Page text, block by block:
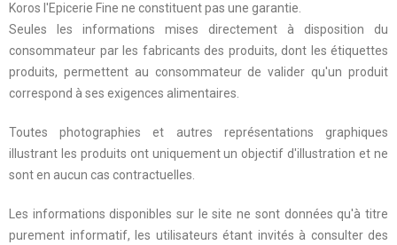
Koros l'Epicerie Fine ne constituent pas une garantie.
Seules les informations mises directement à disposition du
consommateur par les fabricants des produits, dont les étiquettes
produits, permettent au consommateur de valider qu'un produit
correspond à ses exigences alimentaires.
Toutes photographies et autres représentations graphiques
illustrant les produits ont uniquement un objectif d'illustration et ne
sont en aucun cas contractuelles.
Les informations disponibles sur le site ne sont données qu'à titre
purement informatif, les utilisateurs étant invités à consulter des